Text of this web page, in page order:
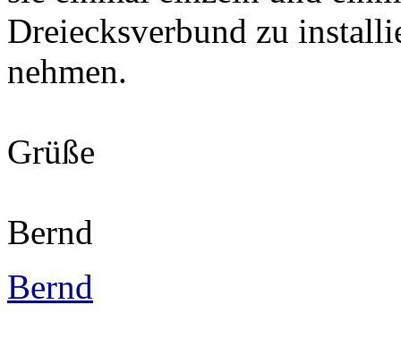
Dreiecksverbund zu
nehmen.
Grüße
Bernd
Bernd